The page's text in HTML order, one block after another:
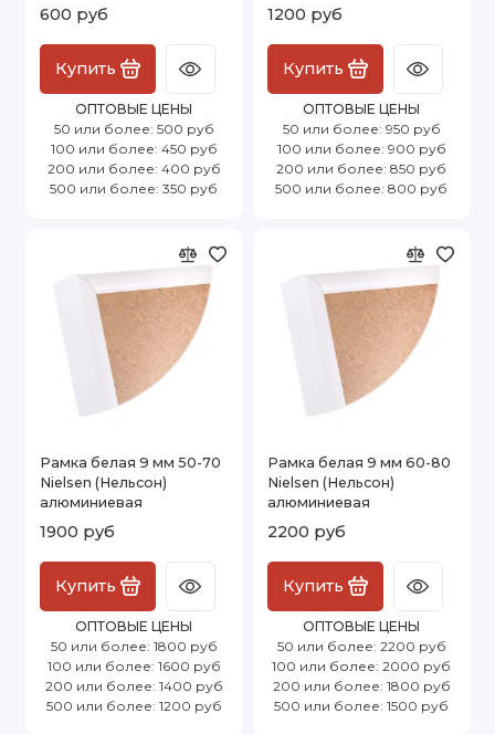
600 руб
Купить
ОПТОВЫЕ ЦЕНЫ
50 или более: 500 руб
100 или более: 450 руб
200 или более: 400 руб
500 или более: 350 руб
1200 руб
Купить
ОПТОВЫЕ ЦЕНЫ
50 или более: 950 руб
100 или более: 900 руб
200 или более: 850 руб
500 или более: 800 руб
Рамка белая 9 мм 50-70
Nielsen (Нельсон)
алюминиевая
1900 руб
Купить
ОПТОВЫЕ ЦЕНЫ
50 или более: 1800 руб
100 или более: 1600 руб
200 или более: 1400 руб
500 или более: 1200 руб
Рамка белая 9 мм 60-80
Nielsen (Нельсон)
алюминиевая
2200 руб
Купить
ОПТОВЫЕ ЦЕНЫ
50 или более: 2200 руб
100 или более: 2000 руб
200 или более: 1800 руб
500 или более: 1500 руб